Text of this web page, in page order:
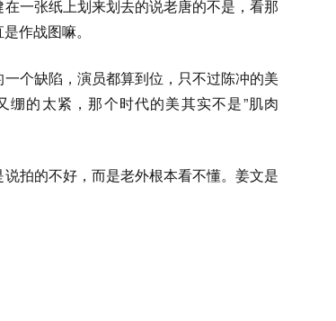
一张纸上划来划去的说老唐的不是，看那
作战图嘛。
个缺陷，演员都算到位，只不过陈冲的美
的太紧，那个时代的美其实不是”肌肉
拍的不好，而是老外根本看不懂。姜文是